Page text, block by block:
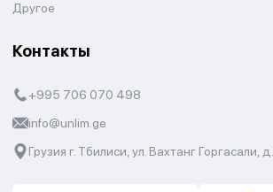
Другое
Контакты
+995 706 070 498
info@unlim.ge
Грузия г. Тбилиси, ул. Вахтанг Горгасали,